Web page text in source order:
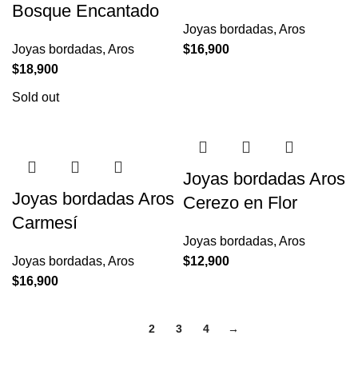
Bosque Encantado
Joyas bordadas, Aros
$18,900
Joyas bordadas, Aros
$16,900
Sold out
Joyas bordadas Aros
Carmesí
Joyas bordadas, Aros
$16,900
Joyas bordadas Aros
Cerezo en Flor
Joyas bordadas, Aros
$12,900
2 3 4 →